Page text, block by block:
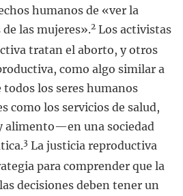
humanos de «ver la
las mujeres».2 Los activistas
tratan el aborto, y otros
como algo similar a
todos los seres humanos
como los servicios de salud,
alimento—en una sociedad
3 La justicia reproductiva
para comprender que la
decisiones deben tener un